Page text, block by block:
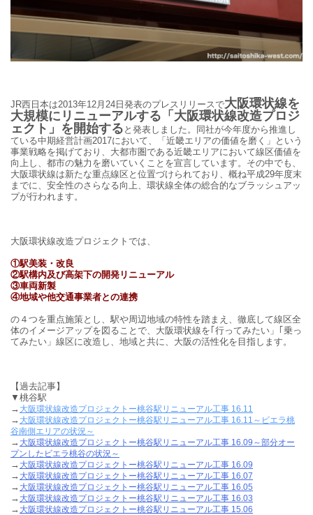
JR西日本は2013年12月24日発表のプレスリリースで大阪環状線を
大規模にリニューアルする「大阪環状線改造プロジ
ェクト」を開始する と発表しました。同社が今年度から推進し
ている中期経営計画2017において、「近畿エリアの価値を磨く」という
事業戦略を掲げており、大都市圏である近畿エリアにおいて線区価値を
向上し、都市の魅力を磨いていくことを宣言しています。その中でも、
大阪環状線は新たな重点線区と位置づけられており、概ね平成29年度末
までに、安全性のさらなる向上、環状線全体の総合的なブラッシュアッ
プが行われます。
大阪環状線改造プロジェクトでは、
①駅美装・改良
②駅構内及び高架下の開発リニューアル
③車両新製
④地域や他交通事業者との連携
の４つを重点施策とし、駅や周辺地域の特性を踏まえ、徹底して線区全
体のイメージアップを図ることで、大阪環状線を｢行ってみたい」｢乗っ
てみたい」線区に改造し、地域と共に、大阪の活性化を目指します。
【過去記事】
▼桃谷駅
→ 大阪環状線改造プロジェクトー桃谷駅リニューアル工事 16.11
→ 大阪環状線改造プロジェクトー桃谷駅リニューアル工事 16.11～ビエラ桃
谷南側エリアの状況～
→ 大阪環状線改造プロジェクトー桃谷駅リニューアル工事 16.09～部分オー
プンしたビエラ桃谷の状況～
→ 大阪環状線改造プロジェクトー桃谷駅リニューアル工事 16.09
→ 大阪環状線改造プロジェクトー桃谷駅リニューアル工事 16.07
→ 大阪環状線改造プロジェクトー桃谷駅リニューアル工事 16.05
→ 大阪環状線改造プロジェクトー桃谷駅リニューアル工事 16.03
→ 大阪環状線改造プロジェクトー桃谷駅リニューアル工事 15.06